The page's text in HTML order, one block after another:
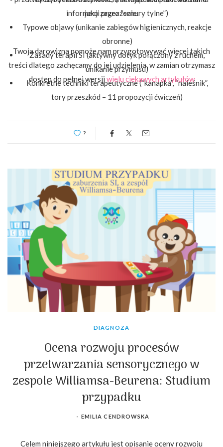
jako zagrożenie.
informacji przez “sznury tylne”)
Typowe objawy (unikanie zabiegów higienicznych, reakcje
obronne)
Zasady terapii SI (aktywny dotyk połączony z ruchem,
unikanie przymusu)
Konkretne techniki terapeutyczne (“kanapka”, “naleśnik”,
tory przeszkód – 11 propozycji ćwiczeń)
Twoja darowizna pomoże nam przygotowywać więcej takich
treści dlatego zachęcamy do jej udzielenia, w zamian otrzymasz
dostęp do pełnej wersji wielu ciekawych artykułów
?
DIAGNOZA
Ocena rozwoju procesów
przetwarzania sensorycznego w
zespole Williamsa-Beurena: Studium
przypadku
- EMILIA CENDROWSKA
Celem niniejszego artykułu jest opisanie oceny rozwoju